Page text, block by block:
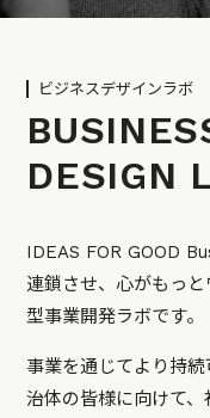
ビジネスデザインラボ
DESIGN
IDEAS FOR GOOD
連鎖させ、心がもっ
型事業開発ラボです。
事業を通じてより持
治体の皆様に向けて